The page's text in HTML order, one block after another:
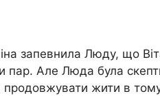
запевнила Люду, що
пар. Але Люда була
жити в